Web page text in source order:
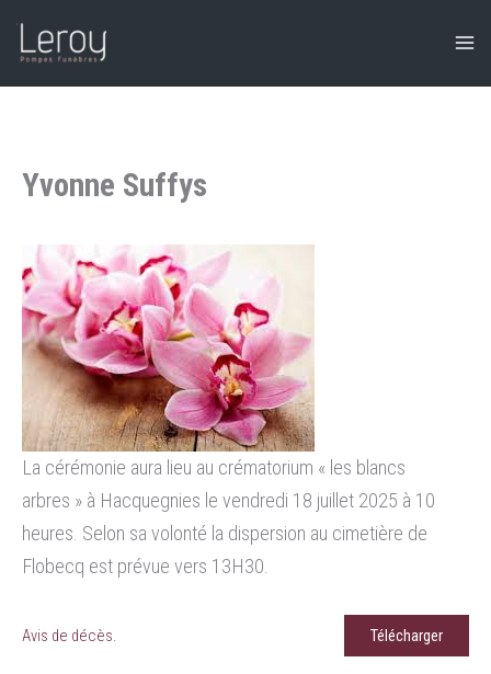
Yvonne Suffys
La cérémonie aura lieu au crématorium « les blancs
arbres » à Hacquegnies le vendredi 18 juillet 2025 à 10
heures. Selon sa volonté la dispersion au cimetière de
Flobecq est prévue vers 13H30.
Avis de décès. Télécharger